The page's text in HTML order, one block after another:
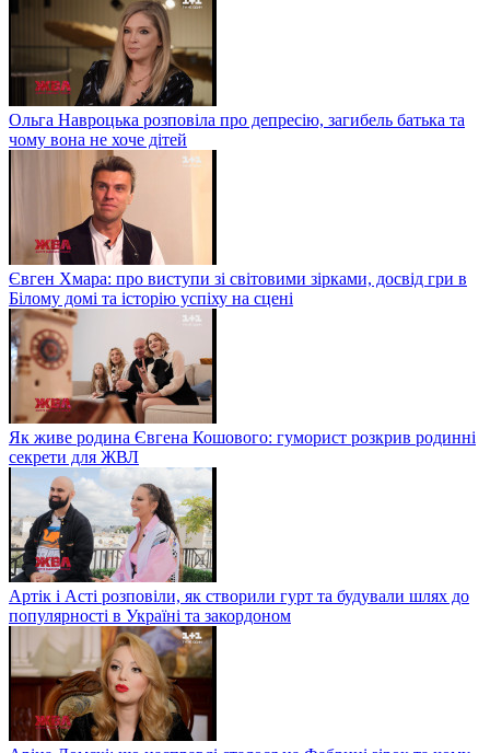
Ольга Навроцька розповіла про депресію, загибель батька та
чому вона не хоче дітей
Євген Хмара: про виступи зі світовими зірками, досвід гри в
Білому домі та історію успіху на сцені
Як живе родина Євгена Кошового: гуморист розкрив родинні
секрети для ЖВЛ
Артік і Асті розповіли, як створили гурт та будували шлях до
популярності в Україні та закордоном